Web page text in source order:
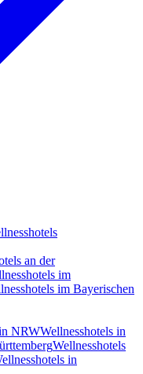
an der
im
im Bayerischen
NRWWellnesshotels in
Wellnesshotels
in